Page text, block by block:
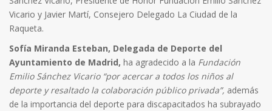
Vicario y Javier Martí, Consejero Delegado La Ciudad de la
Raqueta.
Sofía Miranda Esteban, Delegada de Deporte del
Ayuntamiento de Madrid, ha agradecido a la Fundación
Emilio Sánchez Vicario “por acercar a todos los niños al
deporte y resaltado la colaboración público privada”, además
de la importancia del deporte para discapacitados ha subrayado